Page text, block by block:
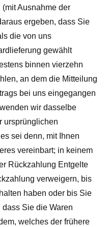
Ausnahme der
ergeben, dass Sie
die von uns
gewählt
binnen vierzehn
an dem die Mitteilung
bei uns eingegangen
wir dasselbe
ursprünglichen
sei denn, mit Ihnen
vereinbart; in keinem
Rückzahlung Entgelte
verweigern, bis
haben oder bis Sie
Sie die Waren
welches der frühere